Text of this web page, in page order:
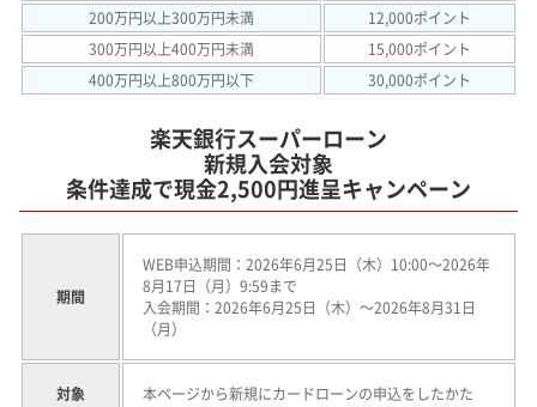
200万円以上300万円未満
12,000ポイント
300万円以上400万円未満
15,000ポイント
400万円以上800万円以下
30,000ポイント
楽天銀行スーパーローン
新規入会対象
条件達成で現金2,500円進呈キャンペーン
期間
WEB申込期間：2026年6月25日（木）10:00～2026年
8月17日（月）9:59まで
入会期間：2026年6月25日（木）～2026年8月31日
（月）
対象 本ページから新規にカードローンの申込をしたかた